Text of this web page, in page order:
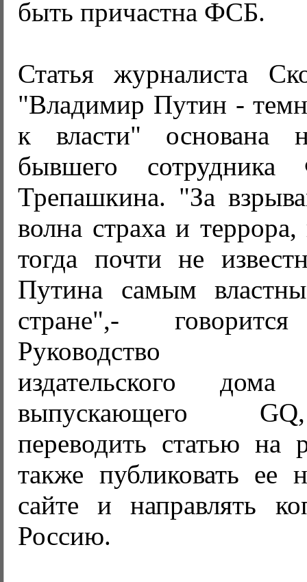
быть причастна ФСБ.
Статья журналиста
"Владимир Путин -
к власти" основана
бывшего
Трепашкина. "За
волна страха и террора,
тогда почти не
Путина самым
стране",-
Руководство
издательского
выпускающего
переводить статью на
также публиковать ее
сайте и направлять
Россию.